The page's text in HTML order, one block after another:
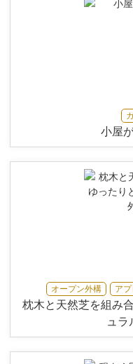
小屋
オープン外構 ア
枕木と天然芝を組み
ュ